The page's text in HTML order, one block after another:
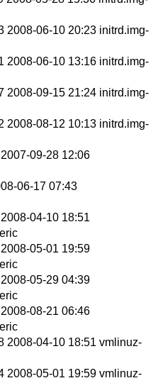
2008-06-10 20:23 initrd.img-
2008-06-10 13:16 initrd.img-
2008-09-15 21:24 initrd.img-
2008-08-12 10:13 initrd.img-
09-28 12:06
06-17 07:43
04-10 18:51
05-01 19:59
05-29 04:39
08-21 06:46
2008-04-10 18:51 vmlinuz-
2008-05-01 19:59 vmlinuz-